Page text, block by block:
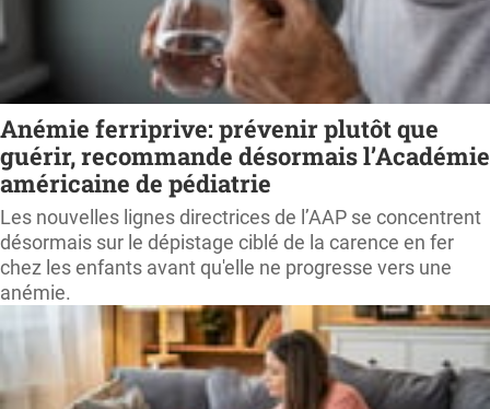
Anémie ferriprive: prévenir plutôt que
guérir, recommande désormais l’Académie
américaine de pédiatrie
Les nouvelles lignes directrices de l’AAP se concentrent
désormais sur le dépistage ciblé de la carence en fer
chez les enfants avant qu'elle ne progresse vers une
anémie.